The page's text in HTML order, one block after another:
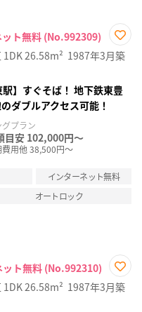
ト無料 (No.992309)
お気
に入
1DK26.58m² 1987年3月築
駅】すぐそば！ 地下鉄東豊
ダブルアクセス可能！
グプラン
目安 102,000円～
費用他 38,500円～
インターネット無料
オートロック
ト無料 (No.992310)
お気
に入
1DK26.58m² 1987年3月築